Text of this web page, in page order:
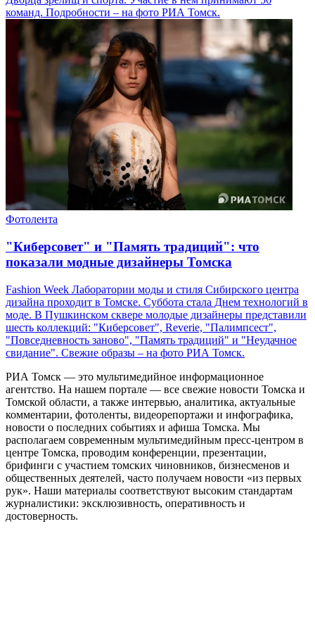
команд. Подробности – на фото РИА Томск.
Фотолента
"Киберсовет" и "Память традиций": что
показали модные дизайнеры Томска
Fashion Week Лаборатории моды и стиля Сибирского центра
дизайна проходит в Томске. Суббота стала Днем технологий в
моде. В Пушкинском сквере молодые дизайнеры представили
шесть коллекций: "Киберсовет", Reverie, "Палимпсест",
"Повседневность заново", "Память традиций" и "Неудачное
свидание". Свежие образы – на фото РИА Томск.
РИА Томск — это мультимедийное информационное
агентство. На нашем портале — все свежие новости Томска и
Томской области, а также интервью, аналитика, актуальные
комментарии, фотоленты, видеорепортажи и инфографика,
новости о последних событиях и афиша Томска. Мы
располагаем современным мультимедийным пресс-центром в
центре Томска, проводим конференции, презентации,
брифинги с участием томских чиновников, бизнесменов и
общественных деятелей, часто получаем новости «из первых
рук». Наши материалы соответствуют высоким стандартам
журналистики: эксклюзивность, оперативность и
достоверность.